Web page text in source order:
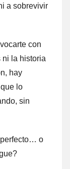
a sobrevivir
con
ni la historia
hay
lo
sin
perfecto… o